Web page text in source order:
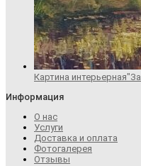
Картина
Информация
О нас
Услуги
Доставка и оплата
Фотогалерея
Отзывы